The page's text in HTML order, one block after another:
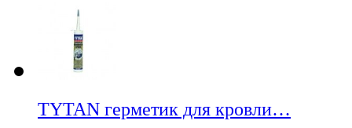
TYTAN герметик для кровли…